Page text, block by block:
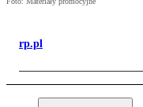
rp.pl